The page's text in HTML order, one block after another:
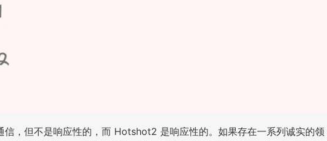
，但不是响应性的，而 Hotshot2 是响应性的。如果存在一系列诚实的领